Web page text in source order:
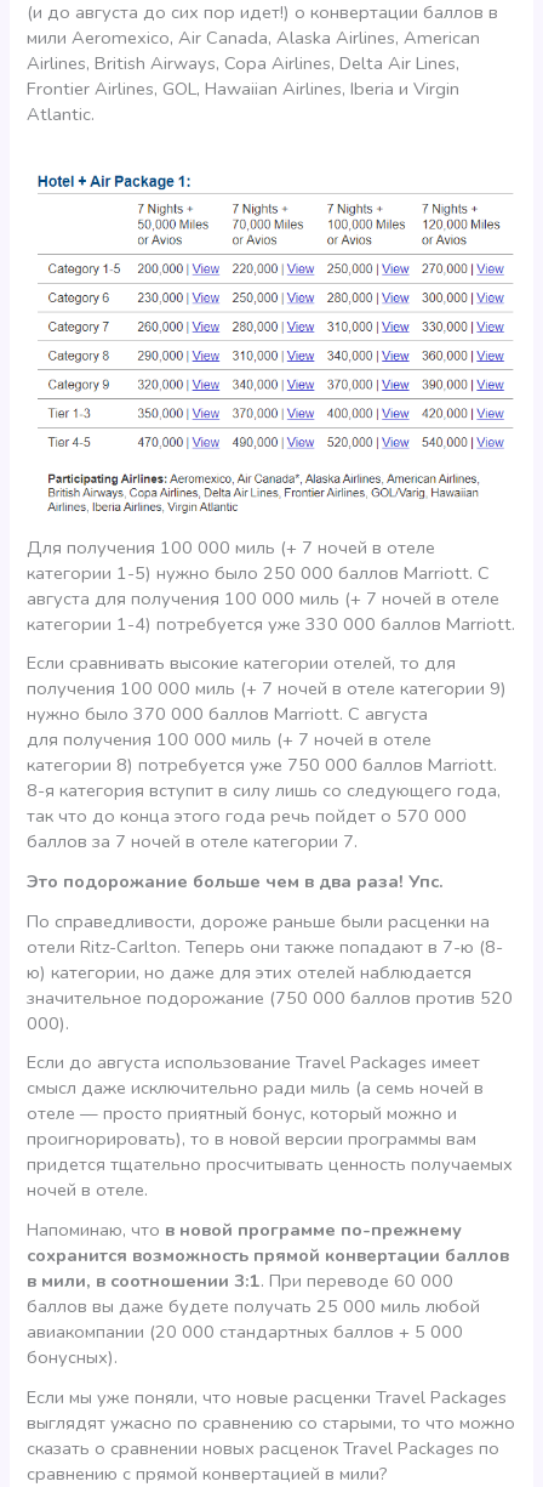
(и до августа до сих пор идет!) о конвертации баллов в
мили Aeromexico, Air Canada, Alaska Airlines, American
Airlines, British Airways, Copa Airlines, Delta Air Lines,
Frontier Airlines, GOL, Hawaiian Airlines, Iberia и Virgin
Atlantic.
Для получения 100 000 миль (+ 7 ночей в отеле
категории 1-5) нужно было 250 000 баллов Marriott. C
августа для получения 100 000 миль (+ 7 ночей в отеле
категории 1-4) потребуется уже 330 000 баллов Marriott.
Если сравнивать высокие категории отелей, то для
получения 100 000 миль (+ 7 ночей в отеле категории 9)
нужно было 370 000 баллов Marriott. C августа
для получения 100 000 миль (+ 7 ночей в отеле
категории 8) потребуется уже 750 000 баллов Marriott.
8-я категория вступит в силу лишь со следующего года,
так что до конца этого года речь пойдет о 570 000
баллов за 7 ночей в отеле категории 7.
Это подорожание больше чем в два раза! Упс.
По справедливости, дороже раньше были расценки на
отели Ritz-Carlton. Теперь они также попадают в 7-ю (8-
ю) категории, но даже для этих отелей наблюдается
значительное подорожание (750 000 баллов против 520
000).
Если до августа использование Travel Packages имеет
смысл даже исключительно ради миль (а семь ночей в
отеле — просто приятный бонус, который можно и
проигнорировать), то в новой версии программы вам
придется тщательно просчитывать ценность получаемых
ночей в отеле.
Напоминаю, что в новой программе по-прежнему
сохранится возможность прямой конвертации баллов
в мили, в соотношении 3:1. При переводе 60 000
баллов вы даже будете получать 25 000 миль любой
авиакомпании (20 000 стандартных баллов + 5 000
бонусных).
Если мы уже поняли, что новые расценки Travel Packages
выглядят ужасно по сравнению со старыми, то что можно
сказать о сравнении новых расценок Travel Packages по
сравнению с прямой конвертацией в мили?